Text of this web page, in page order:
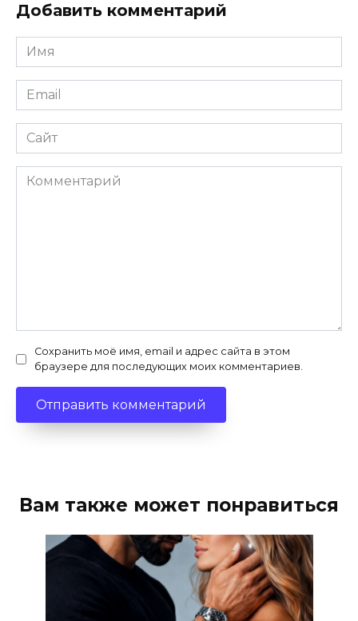
Добавить комментарий
Имя
*
Email
*
Сайт
Комментарий
Сохранить моё имя, email и адрес сайта в этом
браузере для последующих моих комментариев.
Вам также может понравиться